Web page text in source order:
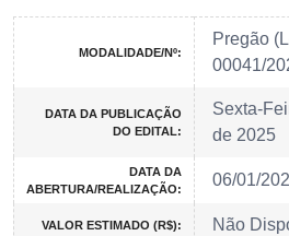
MODALIDADE/Nº:
Pregão
00041/
DATA DA PUBLICAÇÃO
DO EDITAL:
Sexta-
de 2025
DATA DA
ABERTURA/REALIZAÇÃO:
06/01/
VALOR ESTIMADO (R$): Não